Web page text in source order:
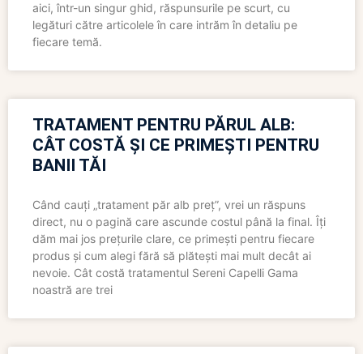
aici, într-un singur ghid, răspunsurile pe scurt, cu
legături către articolele în care intrăm în detaliu pe
fiecare temă.
TRATAMENT PENTRU PĂRUL ALB:
CÂT COSTĂ ȘI CE PRIMEȘTI PENTRU
BANII TĂI
Când cauți „tratament păr alb preț”, vrei un răspuns
direct, nu o pagină care ascunde costul până la final. Îți
dăm mai jos prețurile clare, ce primești pentru fiecare
produs și cum alegi fără să plătești mai mult decât ai
nevoie. Cât costă tratamentul Sereni Capelli Gama
noastră are trei